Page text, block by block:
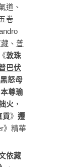
道、
卷
、 普
敦珠
巴伏
黑怒母
尊瑜
火 ，
貢》 遷
》精華
依藏